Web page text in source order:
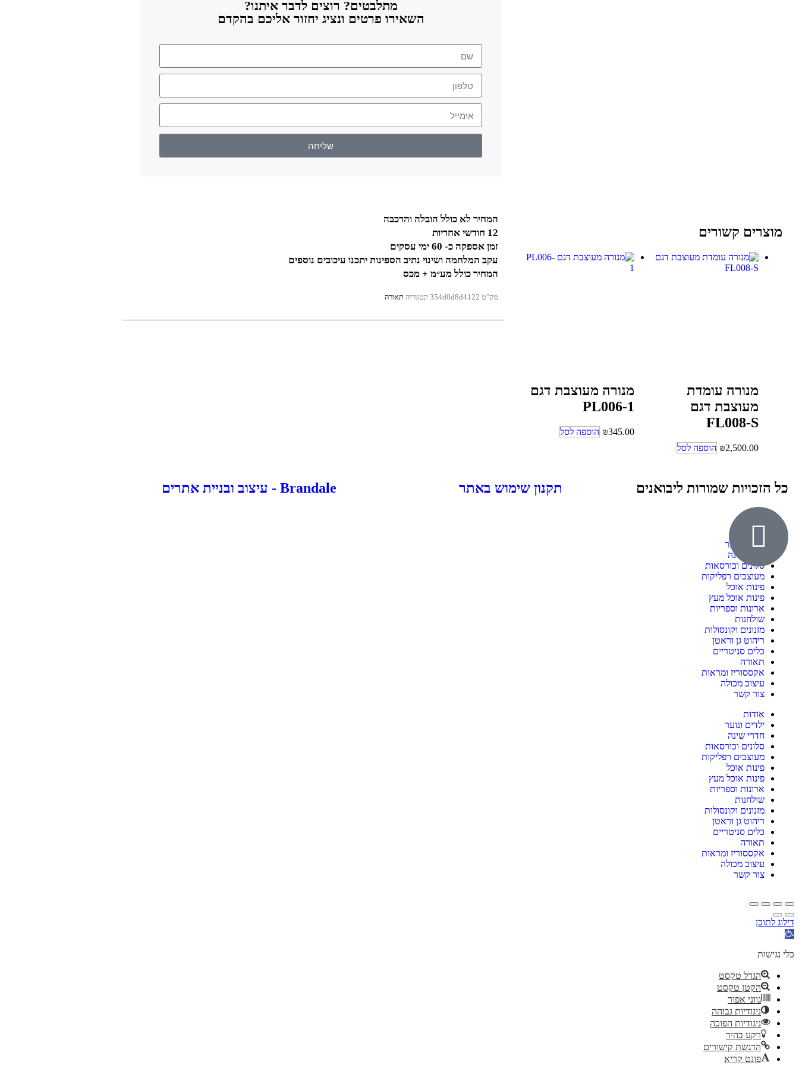
מתלבטים? רוצים לדבר איתנו?
השאירו פרטים ונציג יחזור אליכם בהקדם
שליחה
מוצרים קשורים
מנורה עומדת
מעוצבת דגם
FL008-S
₪2,500.00 הוספה לסל
מנורה מעוצבת דגם
PL006-1
₪345.00 הוספה לסל
המחיר לא כולל הובלה והרכבה
12 חודשי אחריות
זמן אספקה כ- 60 ימי עסקים
עקב המלחמה ושינוי נתיב הספינות יתכנו עיכובים נוספים
המחיר כולל מע״מ + מכס
מק"ט 354d0d8d4122 קטגוריה תאורה
כל הזכויות שמורות ליבואנים תקנון שימוש באתר Brandale - עיצוב ובניית אתרים
ילדים ונוער
חדרי שינה
סלונים וכורסאות
מעוצבים רפליקות
פינות אוכל
פינות אוכל מעץ
ארונות וספריות
שולחנות
מזנונים וקונסולות
ריהוט גן וראטן
כלים סניטריים
תאורה
אקססוריז ומראות
עיצוב מכולה
צור קשר
אודות
ילדים ונוער
חדרי שינה
סלונים וכורסאות
מעוצבים רפליקות
פינות אוכל
פינות אוכל מעץ
ארונות וספריות
שולחנות
מזנונים וקונסולות
ריהוט גן וראטן
כלים סניטריים
תאורה
אקססוריז ומראות
עיצוב מכולה
צור קשר
דילוג לתוכן
פתח
נגישות
כלי נגישות
הגדל טקסט
הקטן טקסט
גווני אפור
ניגודיות גבוהה
ניגודיות הפוכה
רקע בהיר
הדגשת קישורים
פונט קריא